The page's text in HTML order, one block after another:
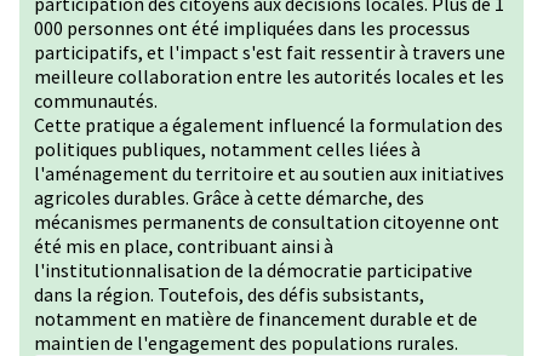
000 personnes ont été impliquées dans les processus
participatifs, et l'impact s'est fait ressentir à travers une
meilleure collaboration entre les autorités locales et les
communautés.
Cette pratique a également influencé la formulation des
politiques publiques, notamment celles liées à
l'aménagement du territoire et au soutien aux initiatives
agricoles durables. Grâce à cette démarche, des
mécanismes permanents de consultation citoyenne ont
été mis en place, contribuant ainsi à
l'institutionnalisation de la démocratie participative
dans la région. Toutefois, des défis subsistants,
notamment en matière de financement durable et de
maintien de l'engagement des populations rurales.